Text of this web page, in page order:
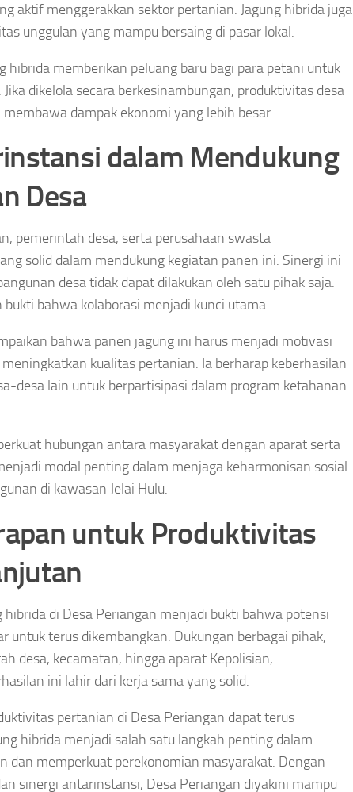
aktif menggerakkan sektor pertanian. Jagung hibrida juga
unggulan yang mampu bersaing di pasar lokal.
hibrida memberikan peluang baru bagi para petani untuk
dikelola secara berkesinambungan, produktivitas desa
dampak ekonomi yang lebih besar.
dalam Mendukung
Desa
pemerintah desa, serta perusahaan swasta
solid dalam mendukung kegiatan panen ini. Sinergi ini
desa tidak dapat dilakukan oleh satu pihak saja.
bukti bahwa kolaborasi menjadi kunci utama.
bahwa panen jagung ini harus menjadi motivasi
kualitas pertanian. Ia berharap keberhasilan
desa lain untuk berpartisipasi dalam program ketahanan
hubungan antara masyarakat dengan aparat serta
modal penting dalam menjaga keharmonisan sosial
di kawasan Jelai Hulu.
untuk Produktivitas
hibrida di Desa Periangan menjadi bukti bahwa potensi
untuk terus dikembangkan. Dukungan berbagai pihak,
desa, kecamatan, hingga aparat Kepolisian,
ini lahir dari kerja sama yang solid.
pertanian di Desa Periangan dapat terus
hibrida menjadi salah satu langkah penting dalam
dan memperkuat perekonomian masyarakat. Dengan
sinergi antarinstansi, Desa Periangan diyakini mampu